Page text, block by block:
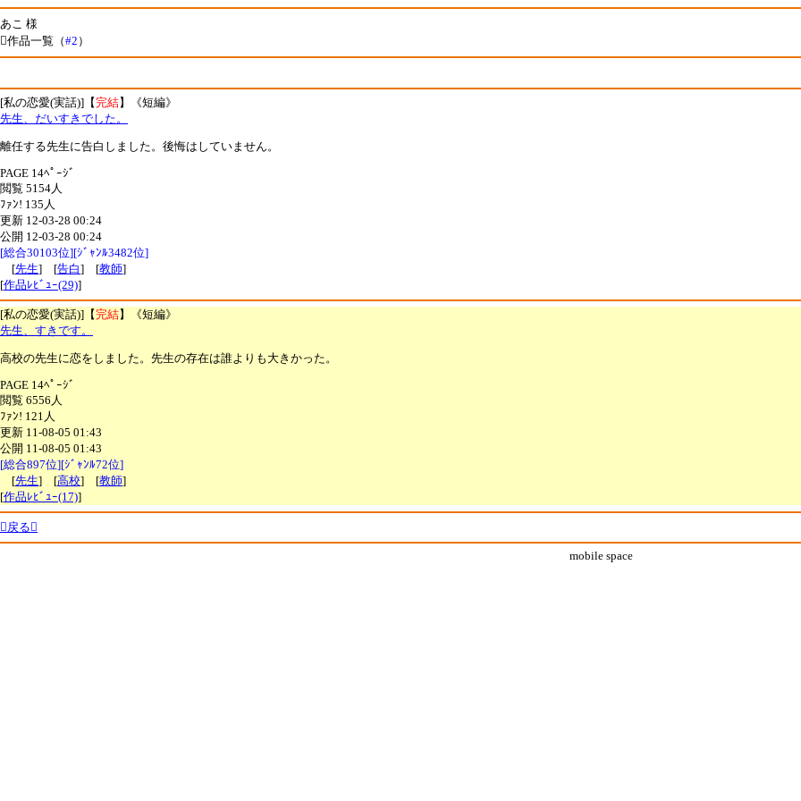
あこ 様
作品一覧（#2 ）
[私の恋愛(実話)]【完結】《短編》
先生、だいすきでした。
離任する先生に告白しました。後悔はしていません。
PAGE 14ﾍﾟｰｼﾞ
閲覧 5154人
ﾌｧﾝ! 135人
更新 12-03-28 00:24
公開 12-03-28 00:24
[総合30103位][ｼﾞｬﾝﾙ3482位]
[先生] [告白] [教師]
[作品ﾚﾋﾞｭｰ(29)]
[私の恋愛(実話)]【完結】《短編》
先生、すきです。
高校の先生に恋をしました。先生の存在は誰よりも大きかった。
PAGE 14ﾍﾟｰｼﾞ
閲覧 6556人
ﾌｧﾝ! 121人
更新 11-08-05 01:43
公開 11-08-05 01:43
[総合897位][ｼﾞｬﾝﾙ72位]
[先生] [高校] [教師]
[作品ﾚﾋﾞｭｰ(17)]
戻る
mobile space